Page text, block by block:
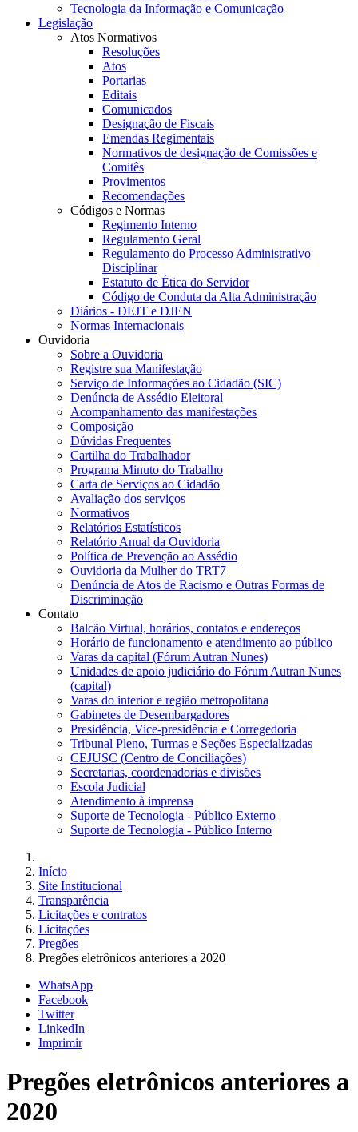
Tecnologia da Informação e Comunicação
Legislação
Atos Normativos
Resoluções
Atos
Portarias
Editais
Comunicados
Designação de Fiscais
Emendas Regimentais
Normativos de designação de Comissões e
Comitês
Provimentos
Recomendações
Códigos e Normas
Regimento Interno
Regulamento Geral
Regulamento do Processo Administrativo
Disciplinar
Estatuto de Ética do Servidor
Código de Conduta da Alta Administração
Diários - DEJT e DJEN
Normas Internacionais
Ouvidoria
Sobre a Ouvidoria
Registre sua Manifestação
Serviço de Informações ao Cidadão (SIC)
Denúncia de Assédio Eleitoral
Acompanhamento das manifestações
Composição
Dúvidas Frequentes
Cartilha do Trabalhador
Programa Minuto do Trabalho
Carta de Serviços ao Cidadão
Avaliação dos serviços
Normativos
Relatórios Estatísticos
Relatório Anual da Ouvidoria
Política de Prevenção ao Assédio
Ouvidoria da Mulher do TRT7
Denúncia de Atos de Racismo e Outras Formas de
Discriminação
Contato
Balcão Virtual, horários, contatos e endereços
Horário de funcionamento e atendimento ao público
Varas da capital (Fórum Autran Nunes)
Unidades de apoio judiciário do Fórum Autran Nunes
(capital)
Varas do interior e região metropolitana
Gabinetes de Desembargadores
Presidência, Vice-presidência e Corregedoria
Tribunal Pleno, Turmas e Seções Especializadas
CEJUSC (Centro de Conciliações)
Secretarias, coordenadorias e divisões
Escola Judicial
Atendimento à imprensa
Suporte de Tecnologia - Público Externo
Suporte de Tecnologia - Público Interno
Início
Site Institucional
Transparência
Licitações e contratos
Licitações
Pregões
Pregões eletrônicos anteriores a 2020
WhatsApp
Facebook
Twitter
LinkedIn
Imprimir
Pregões eletrônicos anteriores a
2020